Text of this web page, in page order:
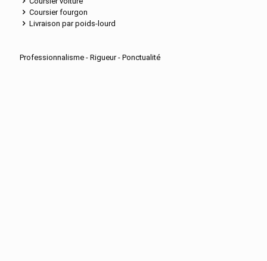
Coursier fourgon
Livraison par poids-lourd
Professionnalisme - Rigueur - Ponctualité